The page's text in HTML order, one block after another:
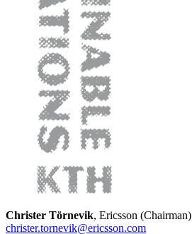
Christer Törnevik, Ericsson (Chairman)
christer.tornevik@ericsson.com